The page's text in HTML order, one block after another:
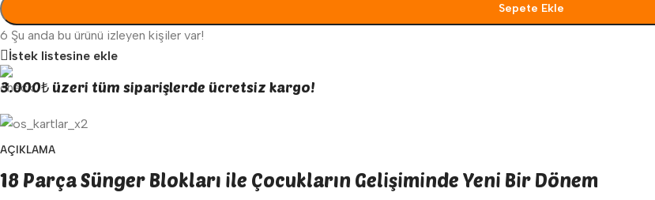
Sepete Ekle
6 Şu anda bu ürünü izleyen kişiler var!
İstek listesine ekle
3.000₺ üzeri tüm siparişlerde ücretsiz kargo!
AÇIKLAMA
18 Parça Sünger Blokları ile Çocukların Gelişiminde Yeni Bir Dönem